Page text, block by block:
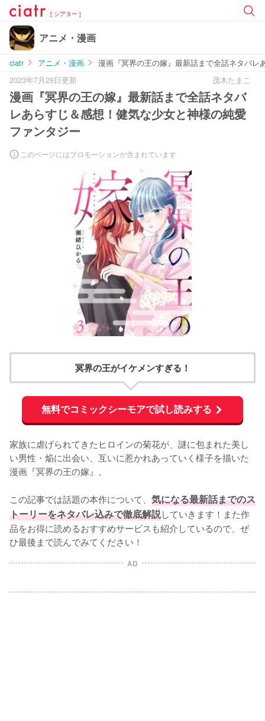
[ シアター ]
アニメ・漫画
ciatr アニメ・漫画
漫画『冥界の王の嫁』最新話まで全話ネタバ
2023年7月29日更新
茂木たまこ
漫画『冥界の王の嫁』最新話まで全話ネタバ
レあらすじ＆感想！健気な少女と神様の純愛
ファンタジー
このページにはプロモーションが含まれています
冥界の王がイケメンすぎる！
無料でコミックシーモアで試し読みする
家族に虐げられてきたヒロインの菊花が、謎に包まれた美し
い男性・焔に出会い、互いに惹かれあっていく様子を描いた
漫画『冥界の王の嫁』。
この記事では話題の本作について、 気になる最新話までのス
トーリーをネタバレ込みで徹底解説していきます！また作
品をお得に読めるおすすめサービスも紹介しているので、ぜ
ひ最後まで読んでみてください！
AD